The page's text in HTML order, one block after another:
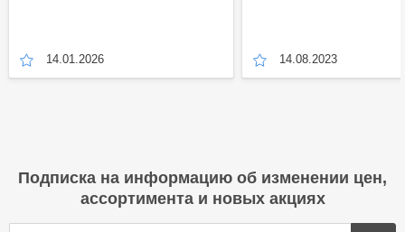
14.01.2026 14.08.2023
Подписка на информацию об изменении цен,
ассортимента и новых акциях